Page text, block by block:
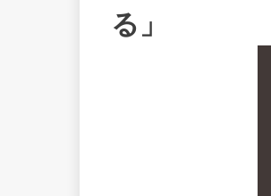
る」